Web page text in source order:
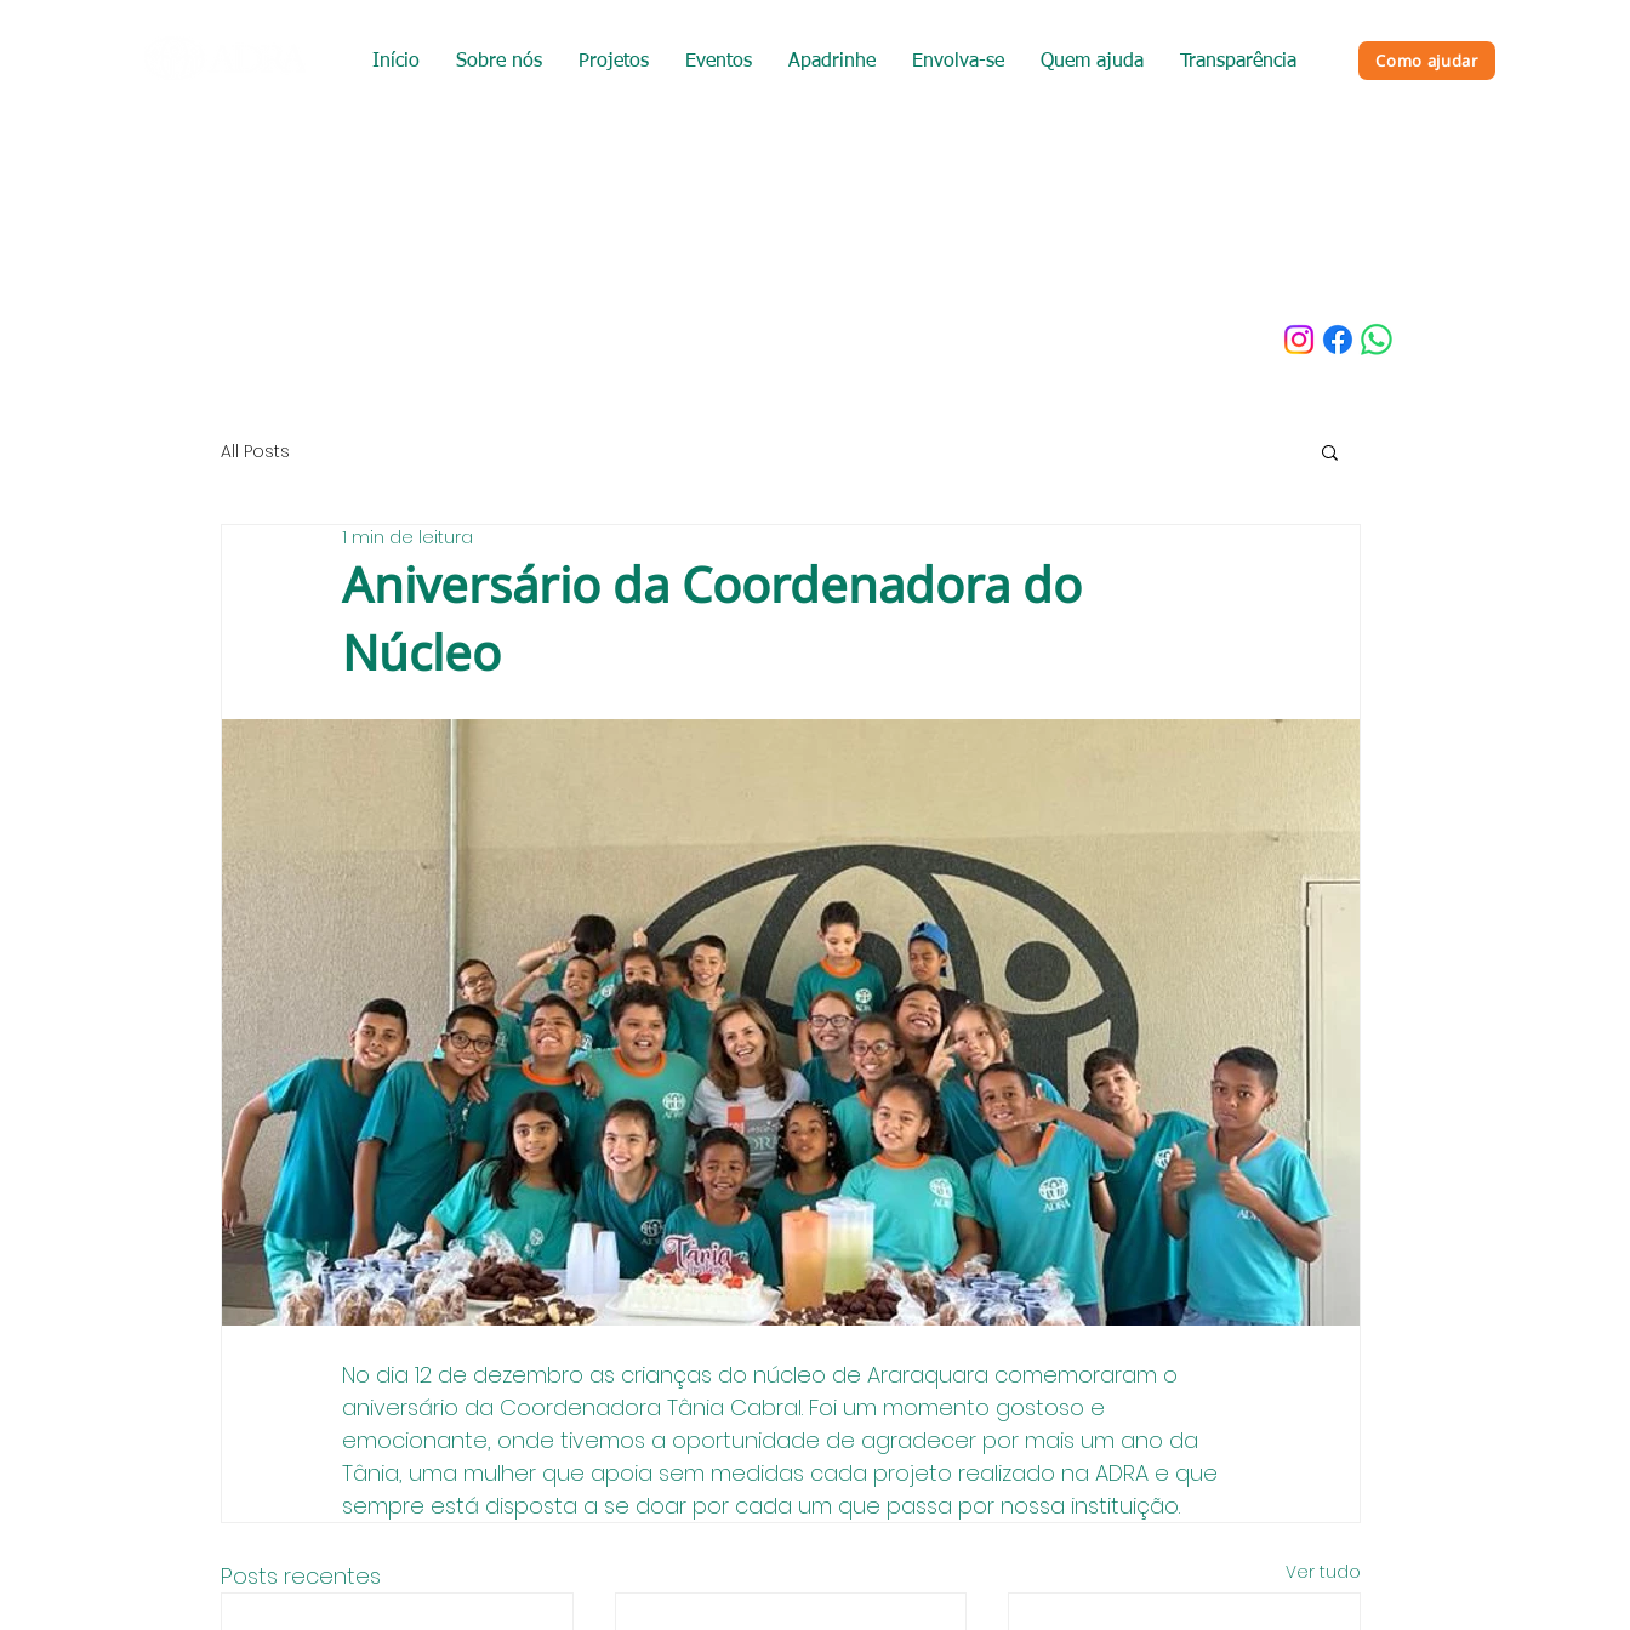
Como ajudar
Início Sobre nós Projetos Eventos Apadrinhe Envolva-se Quem ajuda Transparência
All Posts
Aniversário da Coordenadora do
Núcleo
1 min de leitura
No dia 12 de dezembro as crianças do núcleo de Araraquara comemoraram o
aniversário da Coordenadora Tânia Cabral. Foi um momento gostoso e
emocionante, onde tivemos a oportunidade de agradecer por mais um ano da
Tânia, uma mulher que apoia sem medidas cada projeto realizado na ADRA e que
sempre está disposta a se doar por cada um que passa por nossa instituição.
Posts recentes Ver tudo